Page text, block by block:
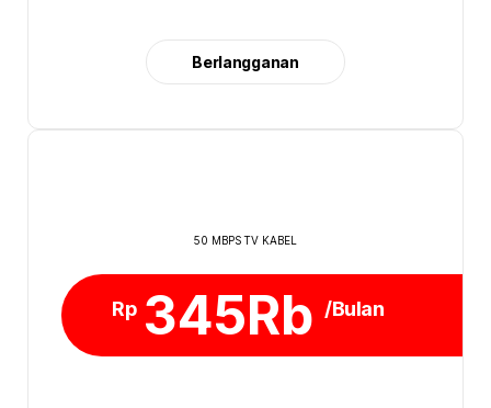
Berlangganan
50 MBPS TV KABEL
Rp 345Rb /Bulan